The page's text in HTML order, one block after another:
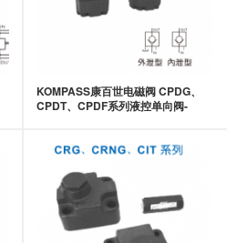
KOMPASS康百世电磁阀 CPDG、
CPDT、CPDF系列液控单向阀-